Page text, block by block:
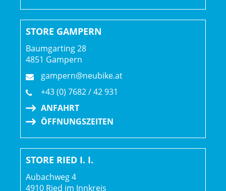
15 mm Steckachse, 29"
Bontrager Line Pro 30, OCLV Mountain Carbon, Tubeless
Ready, Rapid Drive 108, 6-Loch-Scheibenaufnahme,
Boost148, 12 mm Steckachse, 29"
Akku: TQ 580 Wh // SRAM AXS Akkupack (mit Ladegerät)
Akkuposition: Gepäckträger
Motor: TQ HPR60, 60 Nm, 250 W max. Nenndauerleistung,
350 W Maximalleistung
Motorposition: Tretlager
STORE GAMPERN
Baumgarting 28
4851 Gampern
gampern@neubike.at
+43 (0) 7682 / 42 931
ANFAHRT
ÖFFNUNGSZEITEN
STORE RIED I. I.
Aubachweg 4
4910 Ried im Innkreis